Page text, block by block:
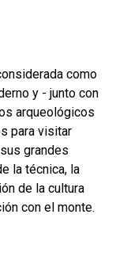
como
y - junto con
arqueológicos
para visitar
grandes
la técnica, la
de la cultura
con el monte.